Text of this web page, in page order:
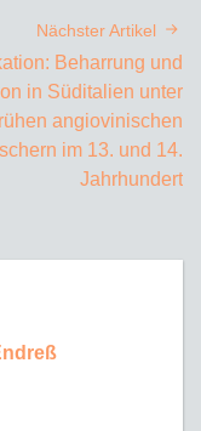
Nächster Artikel
Beharrung und
in Süditalien unter
angiovinischen
im 13. und 14.
Jahrhundert